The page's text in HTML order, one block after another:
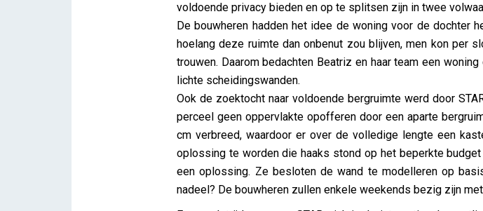
voldoende privacy bieden en op te splitsen zijn in twee
De bouwheren hadden het idee de woning voor de dochter
hoelang deze ruimte dan onbenut zou blijven, men kon per
trouwen. Daarom bedachten Beatriz en haar team een
lichte scheidingswanden.
Ook de zoektocht naar voldoende bergruimte werd door
perceel geen oppervlakte opofferen door een aparte
cm verbreed, waardoor er over de volledige lengte een
oplossing te worden die haaks stond op het beperkte
een oplossing. Ze besloten de wand te modelleren op
nadeel? De bouwheren zullen enkele weekends bezig zijn